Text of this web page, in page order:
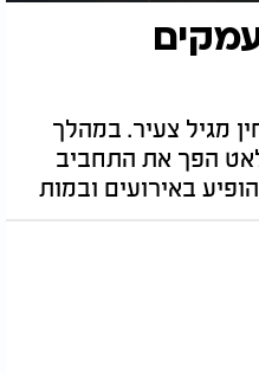
מגיל צעיר. במהלך
הפך את התחביב
באירועים ובמות